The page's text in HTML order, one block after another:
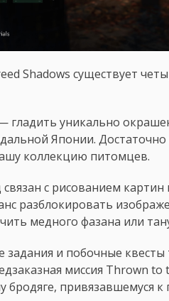
Shadows существует
гладить уникально
Японии.
коллекцию питомцев.
с рисованием
разблокировать
медного фазана или
задания и побочные
миссия Thrown
привязавшемуся к